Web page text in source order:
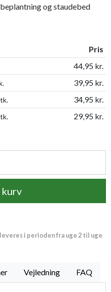
og staudebed
Pris
44,95 kr.
39,95 kr.
34,95 kr.
29,95 kr.
i perioden fra uge 2 til uge
Vejledning FAQ